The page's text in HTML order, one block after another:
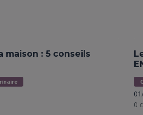
maison : 5 conseils
0